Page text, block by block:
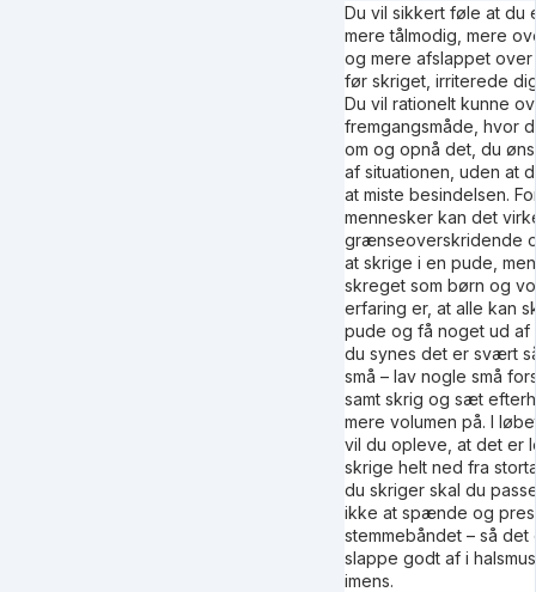
Du vil sikkert føle at du
mere tålmodig, mere
og mere afslappet over
før skriget, irriterede
Du vil rationelt kunne
fremgangsmåde, hvor
om og opnå det, du
af situationen, uden at
at miste besindelsen.
mennesker kan det
grænseoverskridende
at skrige i en pude,
skreget som børn og
erfaring er, at alle kan
pude og få noget ud af
du synes det er svært
små – lav nogle små
samt skrig og sæt
mere volumen på. I
vil du opleve, at det er
skrige helt ned fra
du skriger skal du
ikke at spænde og
stemmebåndet – så det
slappe godt af i
imens.